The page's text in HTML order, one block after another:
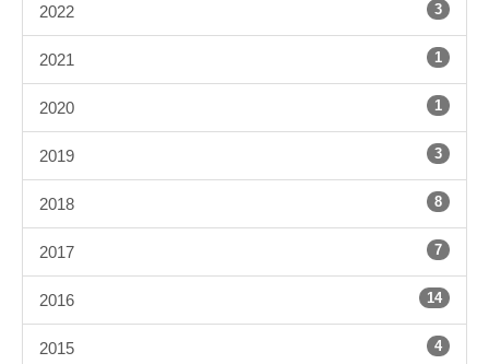
2022 3
2021 1
2020 1
2019 3
2018 8
2017 7
2016 14
2015 4